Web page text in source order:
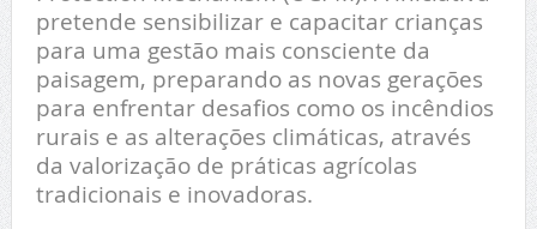
pretende sensibilizar e capacitar crianças
para uma gestão mais consciente da
paisagem, preparando as novas gerações
para enfrentar desafios como os incêndios
rurais e as alterações climáticas, através
da valorização de práticas agrícolas
tradicionais e inovadoras.